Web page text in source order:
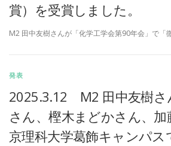
賞）を受賞しました。
M2 田中友樹さんが「化学工学会第90年会」で「
発表
2025.3.12 M2 田中友樹さ
さん、樫木まどかさん、
京理科大学葛飾キャンパス